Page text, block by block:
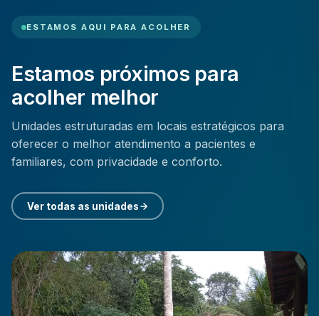
ESTAMOS AQUI PARA ACOLHER
Estamos próximos para
acolher melhor
Unidades estruturadas em locais estratégicos para
oferecer o melhor atendimento a pacientes e
familiares, com privacidade e conforto.
Ver todas as unidades